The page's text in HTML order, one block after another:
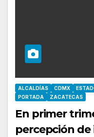
ALCALDÍAS CDMX
PORTADA
ZACATECAS
En primer
percepción